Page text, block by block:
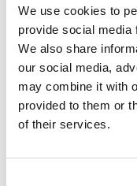
We use cookies to
provide social media
We also share
our social media,
may combine it with
provided to them or
of their services.
31 července 2026
Český